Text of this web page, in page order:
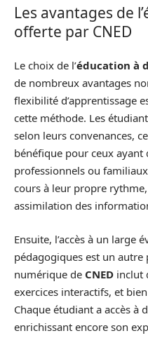
Les avantages de
offerte par CNED
Le choix de l’éducation à
de nombreux avantages
flexibilité d’apprentissage
cette méthode. Les
selon leurs convenances,
bénéfique pour ceux ayant
professionnels ou
cours à leur propre
assimilation des
Ensuite, l’accès à un large
pédagogiques est un
numérique de CNED inclut
exercices interactifs, et
Chaque étudiant a accès à
enrichissant encore son